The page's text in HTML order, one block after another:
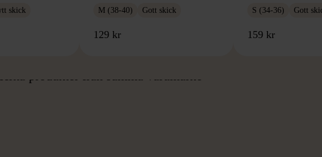
skick M (38-40) Gott skick
129 kr
S (34-36) Gott
159 kr
Hitta produkter från samma varumärke